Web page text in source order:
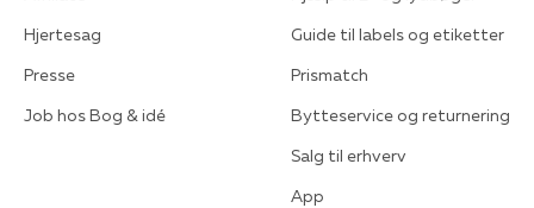
Hjertesag
Presse
Job hos Bog & idé
Guide til labels og etiketter
Prismatch
Bytteservice og returnering
Salg til erhverv
App